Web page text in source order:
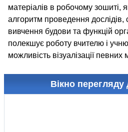
матеріалів в робочому зошиті,
алгоритм проведення
вивчення будови та функцій
полекшує роботу вчителю і
можливість візуалізації певних
Вікно перегляду